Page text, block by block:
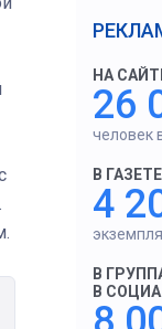
НА
26
человек
В
4
В
В